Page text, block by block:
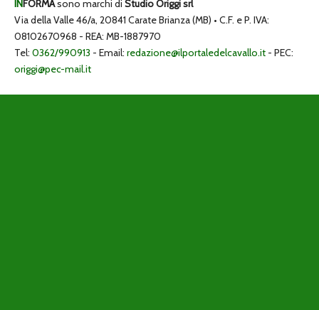
INFORMAsono marchi di Studio Origgi srl
Via della Valle 46/a, 20841 Carate Brianza (MB) • C.F. e P. IVA:
08102670968 - REA: MB-1887970
Tel: 0362/990913 - Email: redazione@ilportaledelcavallo.it - PEC:
origgi@pec-mail.it